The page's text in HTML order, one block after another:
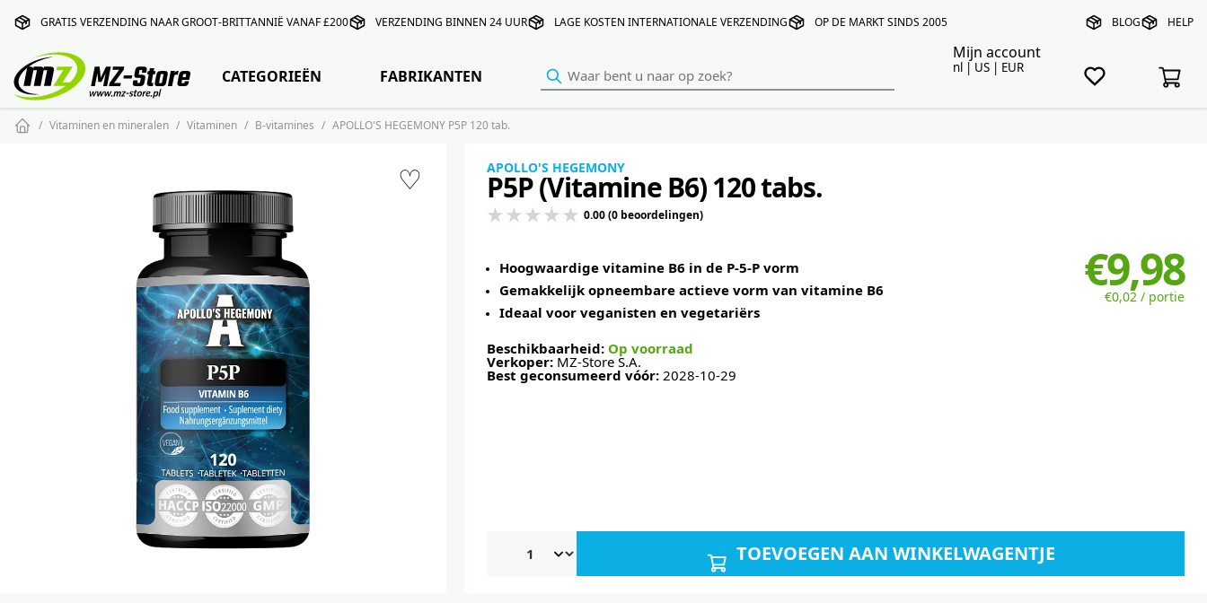
GRATIS VERZENDING NAAR GROOT-BRITTANNIË VANAF £200 VERZENDING BINNEN 24 UUR LAGE KOSTEN INTERNATIONALE VERZENDING OP DE MARKT SINDS 2005 BLOG HELP
Mijn account
nl | US | EUR
CATEGORIEËN FABRIKANTEN
Vitaminen en mineralen Vitaminen B-vitamines APOLLO'S HEGEMONY P5P 120 tab.
♡ APOLLO'S HEGEMONY
P5P (Vitamine B6) 120 tabs.
0.00 (0 beoordelingen)
€9,98
€0,02 / portie
Hoogwaardige vitamine B6 in de P-5-P vorm
Gemakkelijk opneembare actieve vorm van vitamine B6
Ideaal voor veganisten en vegetariërs
Beschikbaarheid: Op voorraad
Verkoper: MZ-Store S.A.
Best geconsumeerd vóór: 2028-10-29
TOEVOEGEN AAN WINKELWAGENTJE